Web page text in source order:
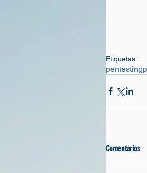
Etiquetas:
pentesting
Comentarios